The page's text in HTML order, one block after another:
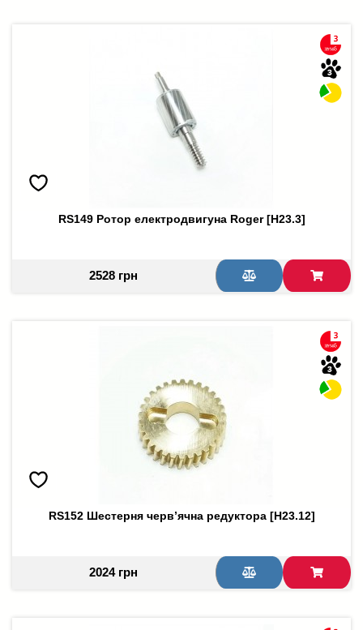
RS149 Ротор електродвигуна Roger [H23.3]
2528 грн
RS152 Шестерня черв’ячна редуктора [H23.12]
2024 грн